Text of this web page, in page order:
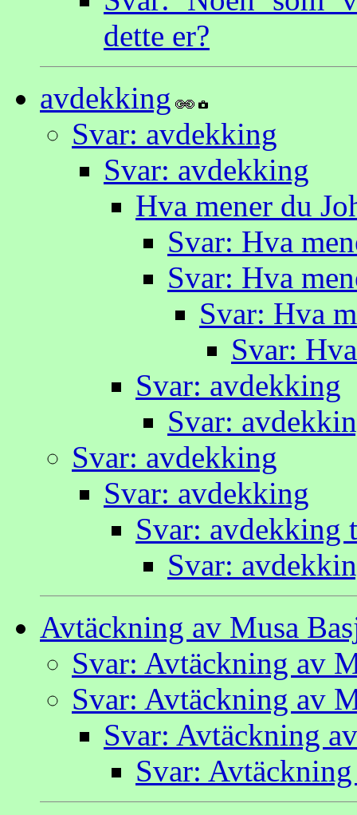
dette er?
avdekking
Svar: avdekking
Svar: avdekking
Hva mener du
Svar: Hva
Svar: Hva
Svar: Hva
Svar:
Svar: avdekking
Svar:
Svar: avdekking
Svar: avdekking
Svar: avdekking
Svar:
Avtäckning av Musa
Svar: Avtäckning av
Svar: Avtäckning av
Svar: Avtäckning
Svar: